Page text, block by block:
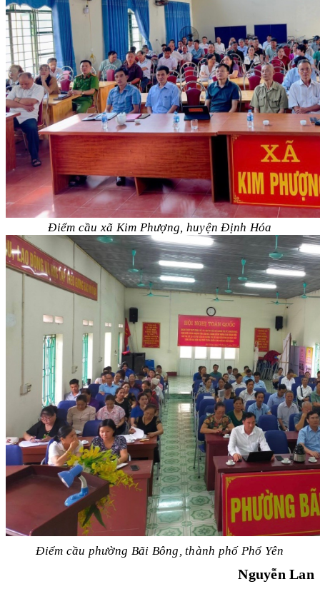
Điểm cầu xã Kim Phượng, huyện Định Hóa
Điểm cầu phường Bãi Bông, thành phố Phổ Yên
Nguyễn Lan